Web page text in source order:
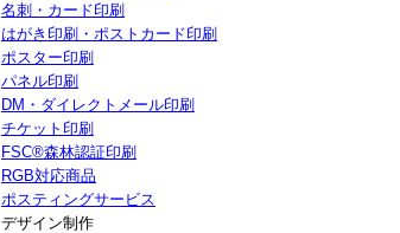
名刺・カード印刷
はがき印刷・ポストカード印刷
ポスター印刷
パネル印刷
DM・ダイレクトメール印刷
チケット印刷
FSC®森林認証印刷
RGB対応商品
ポスティングサービス
デザイン制作